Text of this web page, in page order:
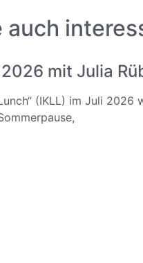
auch
mit Julia
(IKLL) im Juli 2026